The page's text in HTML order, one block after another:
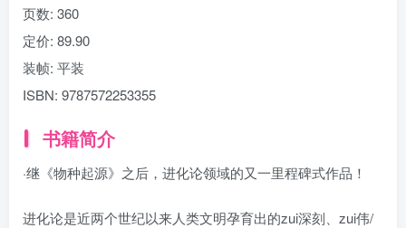
页数: 360
定价: 89.90
装帧: 平装
ISBN: 9787572253355
书籍简介
·继《物种起源》之后，进化论领域的又一里程碑式作品！
进化论是近两个世纪以来人类文明孕育出的zui深刻、zui伟/